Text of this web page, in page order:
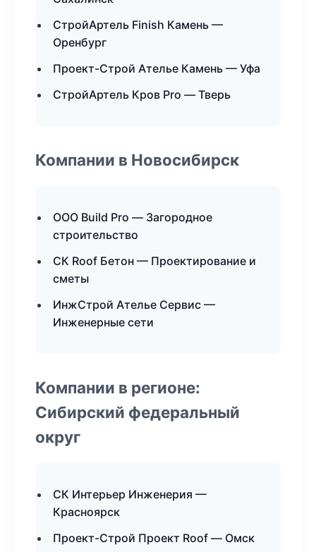
СтройАртель Finish Камень —
Оренбург
Проект-Строй Ателье Камень — Уфа
СтройАртель Кров Pro — Тверь
Компании в Новосибирск
ООО Build Pro — Загородное
строительство
СК Roof Бетон — Проектирование и
сметы
ИнжСтрой Ателье Сервис —
Инженерные сети
Компании в регионе:
Сибирский федеральный
округ
СК Интерьер Инженерия —
Красноярск
Проект-Строй Проект Roof — Омск